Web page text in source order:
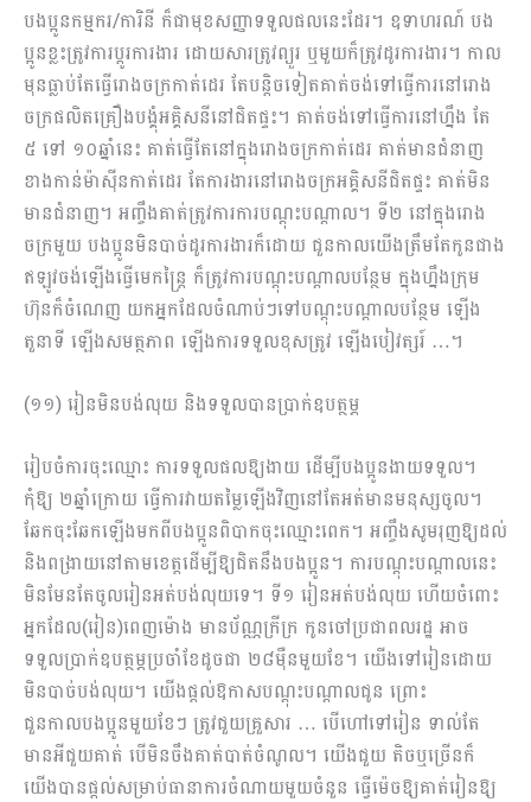
បងប្អូនកម្មករ/ការិនី ក៏ជាមុខសញ្ញាទទួលផលនេះដែរ។ ឧទាហរណ៍ បង
ប្អូនខ្លះត្រូវការប្តូរការងារ ដោយសារត្រូវព្យួរ ឬមួយក៏ត្រូវដូរការងារ។ កាល
មុនធ្លាប់តែធ្វើរោងចក្រកាត់ដេរ តែបន្តិចទៀតគាត់ចង់ទៅធ្វើការនៅរោង
ចក្រផលិតគ្រឿងបង្គុំអគ្គិសនីនៅជិតផ្ទះ។ គាត់ចង់ទៅធ្វើការនៅហ្នឹង តែ
៥ ទៅ ១០ឆ្នាំនេះ គាត់ធ្វើតែនៅក្នុងរោងចក្រកាត់ដេរ គាត់មានជំនាញ
ខាងកាន់ម៉ាស៊ីនកាត់ដេរ តែការងារនៅរោងចក្រអគ្គិសនីជិតផ្ទះ គាត់មិន
មានជំ​នាញ។ អញ្ចឹងគាត់ត្រូវការការបណ្តុះបណ្តាល។ ទី២ នៅក្នុងរោង
ចក្រមួយ បងប្អូនមិនបាច់ដូរការងារក៏ដោយ ជួនកាលយើងត្រឹមតែកូនជាង
ឥឡូវចង់ឡើងធ្វើមេកន្ត្រៃ ក៏ត្រូវការបណ្តុះបណ្តាលបន្ថែម ក្នុងហ្នឹងក្រុម
ហ៊ុនក៏ចំណេញ យកអ្នកដែលចំណាប់ៗទៅបណ្តុះបណ្តាលបន្ថែម ឡើង
តួនាទី ឡើងសមត្ថភាព ឡើងការទទួលខុសត្រូវ ឡើងបៀវត្សរ៍ …។
(១១) រៀនមិនបង់លុយ និងទទួលបានប្រាក់ឧបត្ថម្ភ
រៀបចំការចុះឈ្មោះ ការទទួលផលឱ្យងាយ ដើម្បីបងប្អូនងាយទទួល។
កុំឱ្យ ២ឆ្នាំក្រោយ ធ្វើការវាយតម្លៃឡើងវិញនៅតែអត់មានមនុស្សចូល។
ឆែកចុះឆែកឡើងមកពីបងប្អូនពិបាកចុះឈ្មោះពេក។ អញ្ចឹងសូមរុញឱ្យដល់
និងពង្រាយនៅតាមខេត្តដើម្បីឱ្យជិតនឹងបងប្អូន។ ការបណ្តុះបណ្តាលនេះ
មិនមែនតែចូលរៀនអត់បង់លុយទេ។ ទី១ រៀនអត់បង់លុយ ហើយចំពោះ
អ្នកដែល(រៀន)ពេញម៉ោង មានប័ណ្ណក្រីក្រ កូនចៅប្រជាពលរដ្ឋ អាច
ទទួលប្រាក់ឧបត្ថម្ភប្រចាំខែដូចជា ២៨ម៉ឺនមួយខែ។ យើងទៅរៀនដោយ
មិនបាច់បង់លុយ។ យើងផ្តល់ឱកាស​បណ្តុះបណ្តាលជូន ព្រោះ
ជួនកាលបងប្អូនមួយខែៗ ត្រូវជួយគ្រួសារ … បើហៅទៅរៀន ទាល់តែ
មានអីជួយគាត់ បើមិនចឹងគាត់បាត់ចំណូល។ យើងជួយ តិចឬច្រើនក៏
យើងបានផ្ដល់សម្រាប់ធានាការចំណាយមួយចំនួន ធ្វើម៉េចឱ្យគាត់រៀនឱ្យ